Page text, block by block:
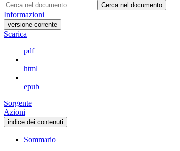
Cerca nel documento
Informazioni
versione-corrente
Scarica
pdf
html
epub
Sorgente
Azioni
indice dei contenuti
Sommario